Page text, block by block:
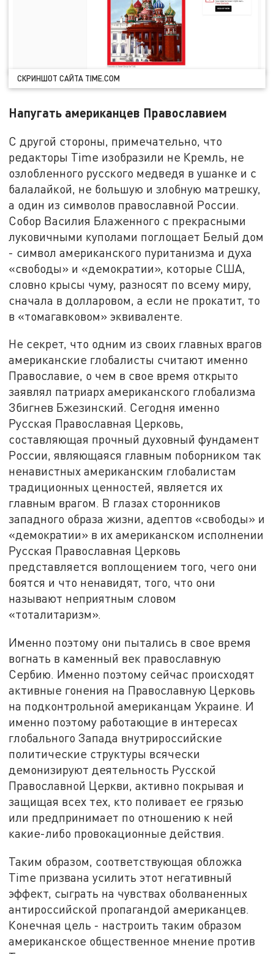
СКРИНШОТ САЙТА TIME.COM
Напугать американцев Православием
С другой стороны, примечательно, что
редакторы Time изобразили не Кремль, не
озлобленного русского медведя в ушанке и с
балалайкой, не большую и злобную матрешку,
а один из символов православной России.
Собор Василия Блаженного с прекрасными
луковичными куполами поглощает Белый дом
- символ американского пуританизма и духа
«свободы» и «демократии», которые США,
словно крысы чуму, разносят по всему миру,
сначала в долларовом, а если не прокатит, то
в «томагавковом» эквиваленте.
Не секрет, что одним из своих главных врагов
американские глобалисты считают именно
Православие, о чем в свое время открыто
заявлял патриарх американского глобализма
Збигнев Бжезинский. Сегодня именно
Русская Православная Церковь,
составляющая прочный духовный фундамент
России, являющаяся главным поборником так
ненавистных американским глобалистам
традиционных ценностей, является их
главным врагом. В глазах сторонников
западного образа жизни, адептов «свободы» и
«демократии» в их американском исполнении
Русская Православная Церковь
представляется воплощением того, чего они
боятся и что ненавидят, того, что они
называют неприятным словом
«тоталитаризм».
Именно поэтому они пытались в свое время
вогнать в каменный век православную
Сербию. Именно поэтому сейчас происходят
активные гонения на Православную Церковь
на подконтрольной американцам Украине. И
именно поэтому работающие в интересах
глобального Запада внутрироссийские
политические структуры всячески
демонизируют деятельность Русской
Православной Церкви, активно покрывая и
защищая всех тех, кто поливает ее грязью
или предпринимает по отношению к ней
какие-либо провокационные действия.
Таким образом, соответствующая обложка
Time призвана усилить этот негативный
эффект, сыграть на чувствах оболваненных
антироссийской пропагандой американцев.
Конечная цель - настроить таким образом
американское общественное мнение против